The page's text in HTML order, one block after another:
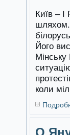
Київ – І
шляхом.
Його
коли
О